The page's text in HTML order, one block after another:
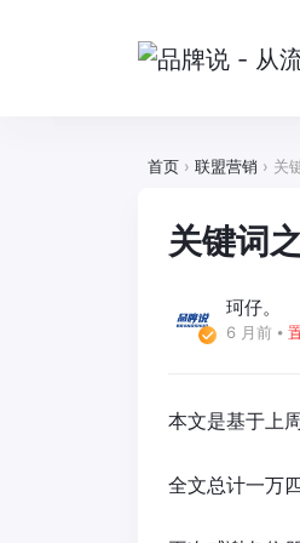
首页 › 联盟营销 › 关
关键词
珂仔。
6 月前 ⦁
本文是基于上
全文总计一万